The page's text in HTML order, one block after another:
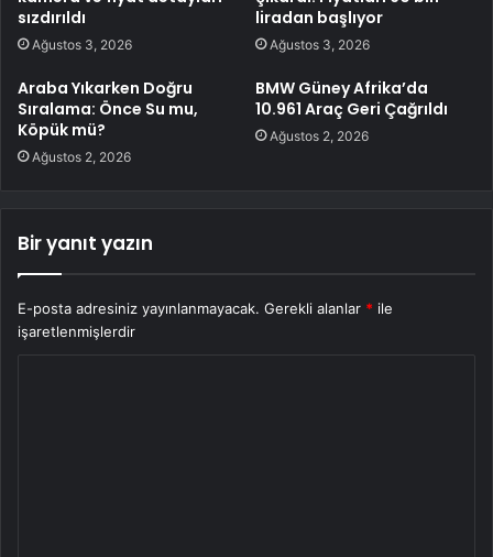
sızdırıldı
Ağustos 3, 2026
liradan başlıyor
Ağustos 3, 2026
Araba Yıkarken Doğru
Sıralama: Önce Su mu,
Köpük mü?
Ağustos 2, 2026
BMW Güney Afrika’da
10.961 Araç Geri Çağrıldı
Ağustos 2, 2026
Bir yanıt yazın
E-posta adresiniz yayınlanmayacak. Gerekli alanlar * ile
işaretlenmişlerdir